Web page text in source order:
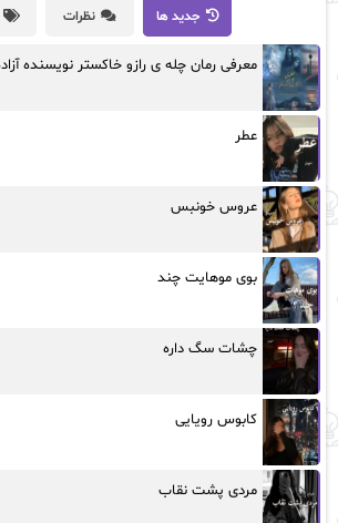
جدید ها نظرات
معرفی رمان چله ی رازو خاکستر نویسنده
عطر
عروس خونبس
بوی موهایت چند
چشات سگ داره
کابوس رویایی
مردی پشت نقاب